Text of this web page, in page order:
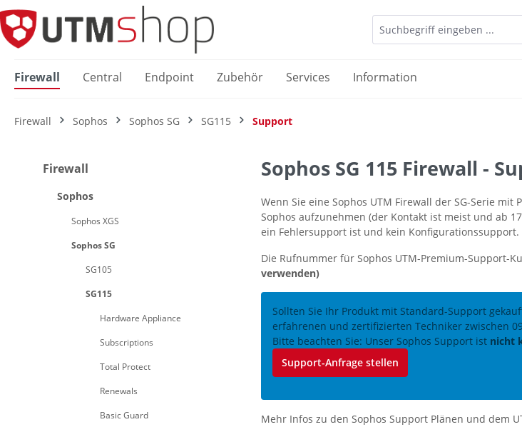
Zur Hauptnavigation springen
Firewall Central Endpoint Zubehör Services Information
Firewall Sophos Sophos SG SG115 Support
Firewall
Sophos
Sophos XGS
Sophos SG
SG105
SG115
Hardware Appliance
Subscriptions
Total Protect
Renewals
Basic Guard
Sophos SG 115 Firewall -
Wenn Sie eine Sophos UTM Firewall der SG-Serie
Sophos aufzunehmen (der Kontakt ist meist und ab
ein Fehlersupport ist und kein Konfigurationssupport.
Die Rufnummer für Sophos UTM-Premium-Support-
verwenden)
Sollten Sie Ihr Produkt mit Standard-Support
erfahrenen und zertifizierten Techniker zwischen
Bitte beachten Sie: Unser Sophos Support ist nicht
Support-Anfrage stellen
Mehr Infos zu den Sophos Support Plänen und dem